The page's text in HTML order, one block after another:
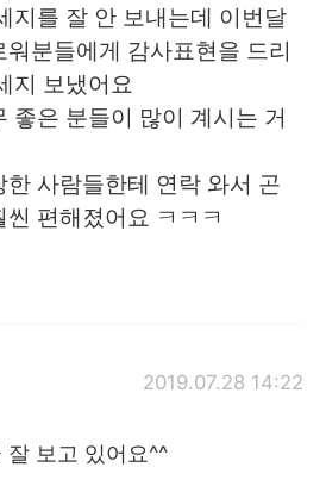
지를 잘 안 보내는데 이번달
분들에게 감사표현을 드리
지 보냈어요
좋은 분들이 많이 계시는 거
사람들한테 연락 와서 곤
편해졌어요 ㅋㅋㅋ
2019.07.28 14:22
잘 보고 있어요^^